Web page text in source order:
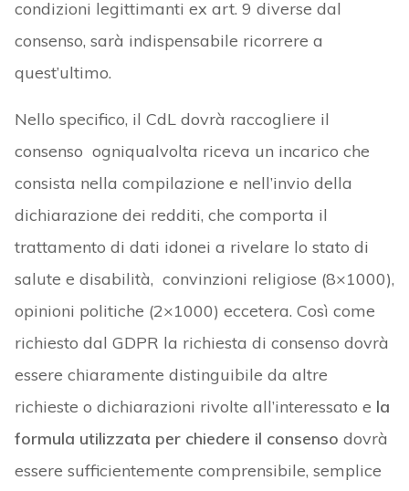
condizioni legittimanti ex art. 9 diverse dal
consenso, sarà indispensabile ricorrere a
quest’ultimo.
Nello specifico, il CdL dovrà raccogliere il
consenso ogniqualvolta riceva un incarico che
consista nella compilazione e nell’invio della
dichiarazione dei redditi, che comporta il
trattamento di dati idonei a rivelare lo stato di
salute e disabilità, convinzioni religiose (8×1000),
opinioni politiche (2×1000) eccetera. Così come
richiesto dal GDPR la richiesta di consenso dovrà
essere chiaramente distinguibile da altre
richieste o dichiarazioni rivolte all’interessato e la
formula utilizzata per chiedere il consenso dovrà
essere sufficientemente comprensibile, semplice